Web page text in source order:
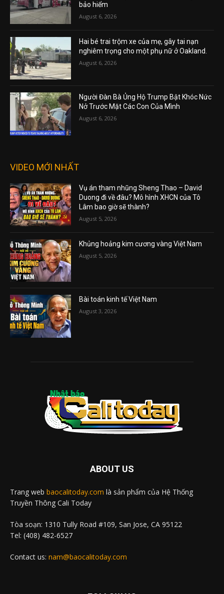
bảo hiểm
August 6, 2026
Hai bé trai trộm xe của mẹ, gây tai nạn
nghiêm trọng cho một phụ nữ ở Oakland.
August 6, 2026
Người Đàn Bà Ủng Hộ Trump Bật Khóc Nức
Nở Trước Mặt Các Con Của Mình
August 6, 2026
VIDEO MỚI NHẤT
Vụ án tham nhũng Sheng Thao – David
Duong đi về đâu? Mô hình XHCN của Tô
Lâm bao giờ sẽ thành?
August 5, 2026
Khủng hoảng kim cương vàng Việt Nam
August 5, 2026
Bài toán kinh tế Việt Nam
August 3, 2026
ABOUT US
Trang web baocalitoday.com là sản phẩm của Hệ Thống
Truyền Thông Cali Today
Tòa soạn: 1310 Tully Road #109, San Jose, CA 95122
Tel: (408) 482-6527
Contact us: nam@baocalitoday.com